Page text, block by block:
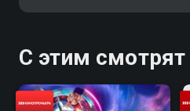
С этим смотрят